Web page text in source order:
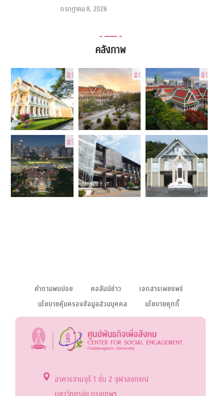
กรกฎาคม 8, 2026
คลังภาพ
อาคารจามจุรี 1 ชั้น 2 จุฬาลงกรณ์
คำถามพบบ่อย คอลัมน์ข่าว
เอกสารเผยแพร่
นโยบายคุ้มครองข้อมูลส่วนบุคคล
นโยบายคุกกี้